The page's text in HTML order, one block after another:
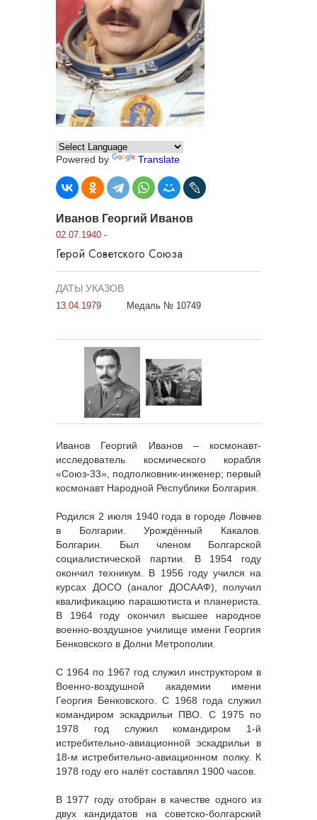
Powered by Translate
Иванов Георгий Иванов
02.07.1940 -
Герой Советского Союза
ДАТЫ УКАЗОВ
13.04.1979 Медаль № 10749
Иванов Георгий Иванов – космонавт-
исследователь космического корабля
«Союз-33», подполковник-инженер; первый
космонавт Народной Республики Болгария.
Родился 2 июля 1940 года в городе Ловчев
в Болгарии. Урождённый Какалов.
Болгарин. Был членом Болгарской
социалистической партии. В 1954 году
окончил техникум. В 1956 году учился на
курсах ДОСО (аналог ДОСААФ), получил
квалификацию парашютиста и планериста.
В 1964 году окончил высшее народное
военно-воздушное училище имени Георгия
Бенковского в Долни Метрополии.
С 1964 по 1967 год служил инструктором в
Военно-воздушной академии имени
Георгия Бенковского. С 1968 года служил
командиром эскадрильи ПВО. С 1975 по
1978 год служил командиром 1-й
истребительно-авиационной эскадрильи в
18-м истребительно-авиационном полку. К
1978 году его налёт составлял 1900 часов.
В 1977 году отобран в качестве одного из
двух кандидатов на советско-болгарский